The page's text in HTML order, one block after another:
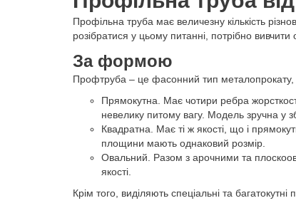
Профільна труба має величезну кількість
розібратися у цьому питанні, потрібно
За формою
Профтруба – це фасонний тип металопрокату,
Прямокутна. Має чотири ребра
невелику питому вагу. Модель зручна у
Квадратна. Має ті ж якості, що і
площини мають однаковий розмір.
Овальний. Разом з арочними та
якості.
Крім того, виділяють спеціальні та